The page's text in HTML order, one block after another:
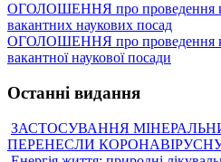
ОГОЛОШЕННЯ про проведення
вакантних наукових посад
ОГОЛОШЕННЯ про проведення
вакантної наукової посади
Останні видання
ЗАСТОСУВАННЯ
ПЕРЕНЕСЛИ